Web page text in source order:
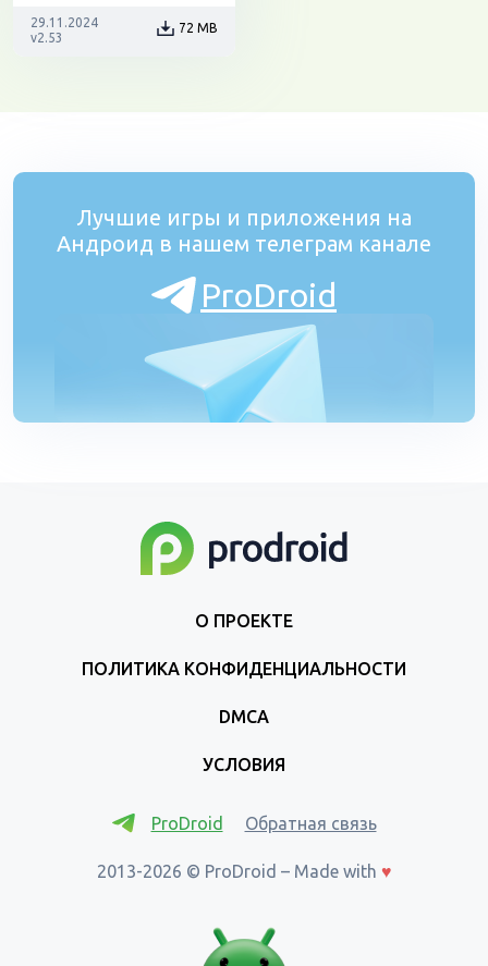
29.11.2024
v2.53
72 MB
Лучшие игры и приложения на
Андроид в нашем телеграм канале
ProDroid
О ПРОЕКТЕ
ПОЛИТИКА КОНФИДЕНЦИАЛЬНОСТИ
DMCA
УСЛОВИЯ
2013-2026 © ProDroid – Made with ♥
ProDroid Обратная связь